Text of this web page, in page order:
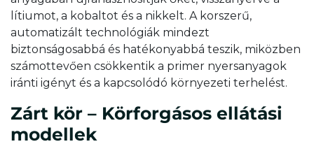
lítiumot, a kobaltot és a nikkelt. A korszerű,
automatizált technológiák mindezt
biztonságosabbá és hatékonyabbá teszik, miközben
számottevően csökkentik a primer nyersanyagok
iránti igényt és a kapcsolódó környezeti terhelést.
Zárt kör – Körforgásos ellátási
modellek